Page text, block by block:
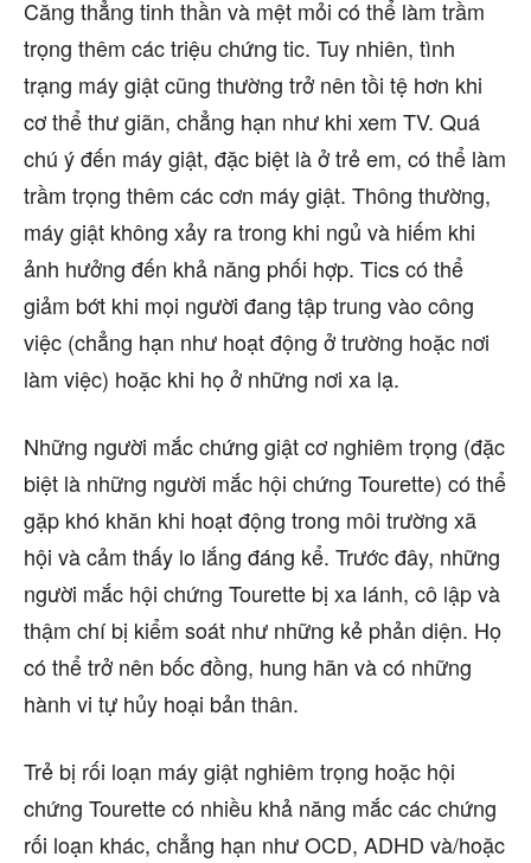
Căng thẳng tinh thần và mệt mỏi có thể làm trầm
trọng thêm các triệu chứng tic. Tuy nhiên, tình
trạng máy giật cũng thường trở nên tồi tệ hơn khi
cơ thể thư giãn, chẳng hạn như khi xem TV. Quá
chú ý đến máy giật, đặc biệt là ở trẻ em, có thể làm
trầm trọng thêm các cơn máy giật. Thông thường,
máy giật không xảy ra trong khi ngủ và hiếm khi
ảnh hưởng đến khả năng phối hợp. Tics có thể
giảm bớt khi mọi người đang tập trung vào công
việc (chẳng hạn như hoạt động ở trường hoặc nơi
làm việc) hoặc khi họ ở những nơi xa lạ.
Những người mắc chứng giật cơ nghiêm trọng (đặc
biệt là những người mắc hội chứng Tourette) có thể
gặp khó khăn khi hoạt động trong môi trường xã
hội và cảm thấy lo lắng đáng kể. Trước đây, những
người mắc hội chứng Tourette bị xa lánh, cô lập và
thậm chí bị kiểm soát như những kẻ phản diện. Họ
có thể trở nên bốc đồng, hung hãn và có những
hành vi tự hủy hoại bản thân.
Trẻ bị rối loạn máy giật nghiêm trọng hoặc hội
chứng Tourette có nhiều khả năng mắc các chứng
rối loạn khác, chẳng hạn như OCD, ADHD và/hoặc